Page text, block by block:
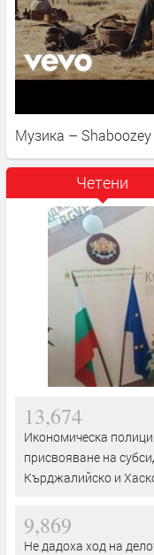
Музика – Shaboozey
Четени
13,674
Икономическа
присвояване на
Кърджалийско и
9,869
Не дадоха ход на